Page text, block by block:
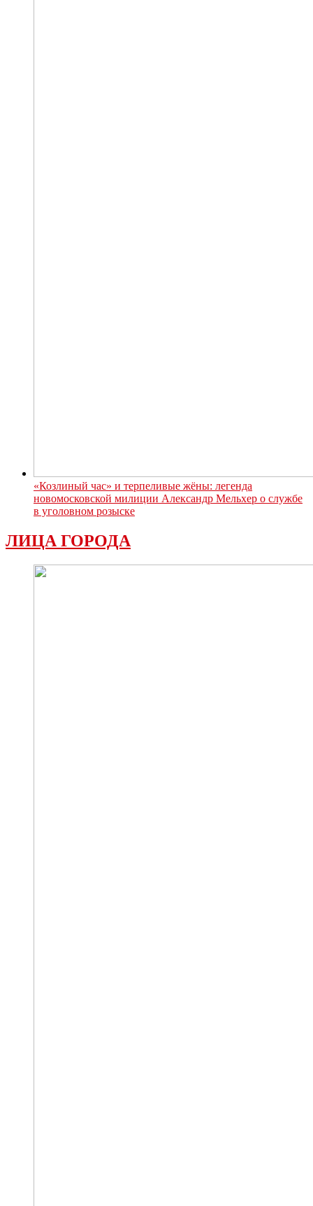
«Козлиный час» и терпеливые жёны: легенда
новомосковской милиции Александр Мельхер о службе
в уголовном розыске
ЛИЦА ГОРОДА